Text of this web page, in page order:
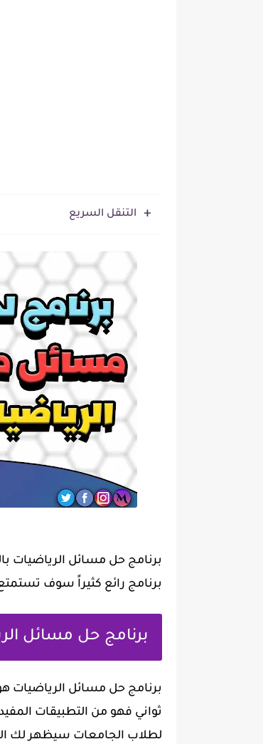
التنقل السريع
برنامج حل مسائل الرياضيات
برنامج رائع كثيراً سوف
برنامج حل مسائل
برنامج حل مسائل الرياضيات
ثواني فهو من التطبيقات
لطلاب الجامعات سيظهر لك